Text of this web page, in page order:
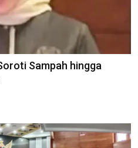
Sampah hingga